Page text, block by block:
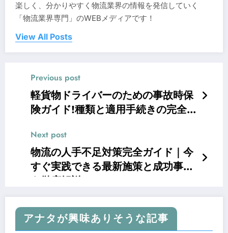
楽しく、分かりやすく物流業界の情報を発信していく
「物流業界専門」のWEBメディアです！
View All Posts
Previous post
軽貨物ドライバーのための事故時保
険ガイド!種類と適用手続きの完全マ
Next post
物流の人手不足対策完全ガイド｜今
すぐ実践できる最新施策と成功事例
を徹底解説
アナタが興味ありそうな記事